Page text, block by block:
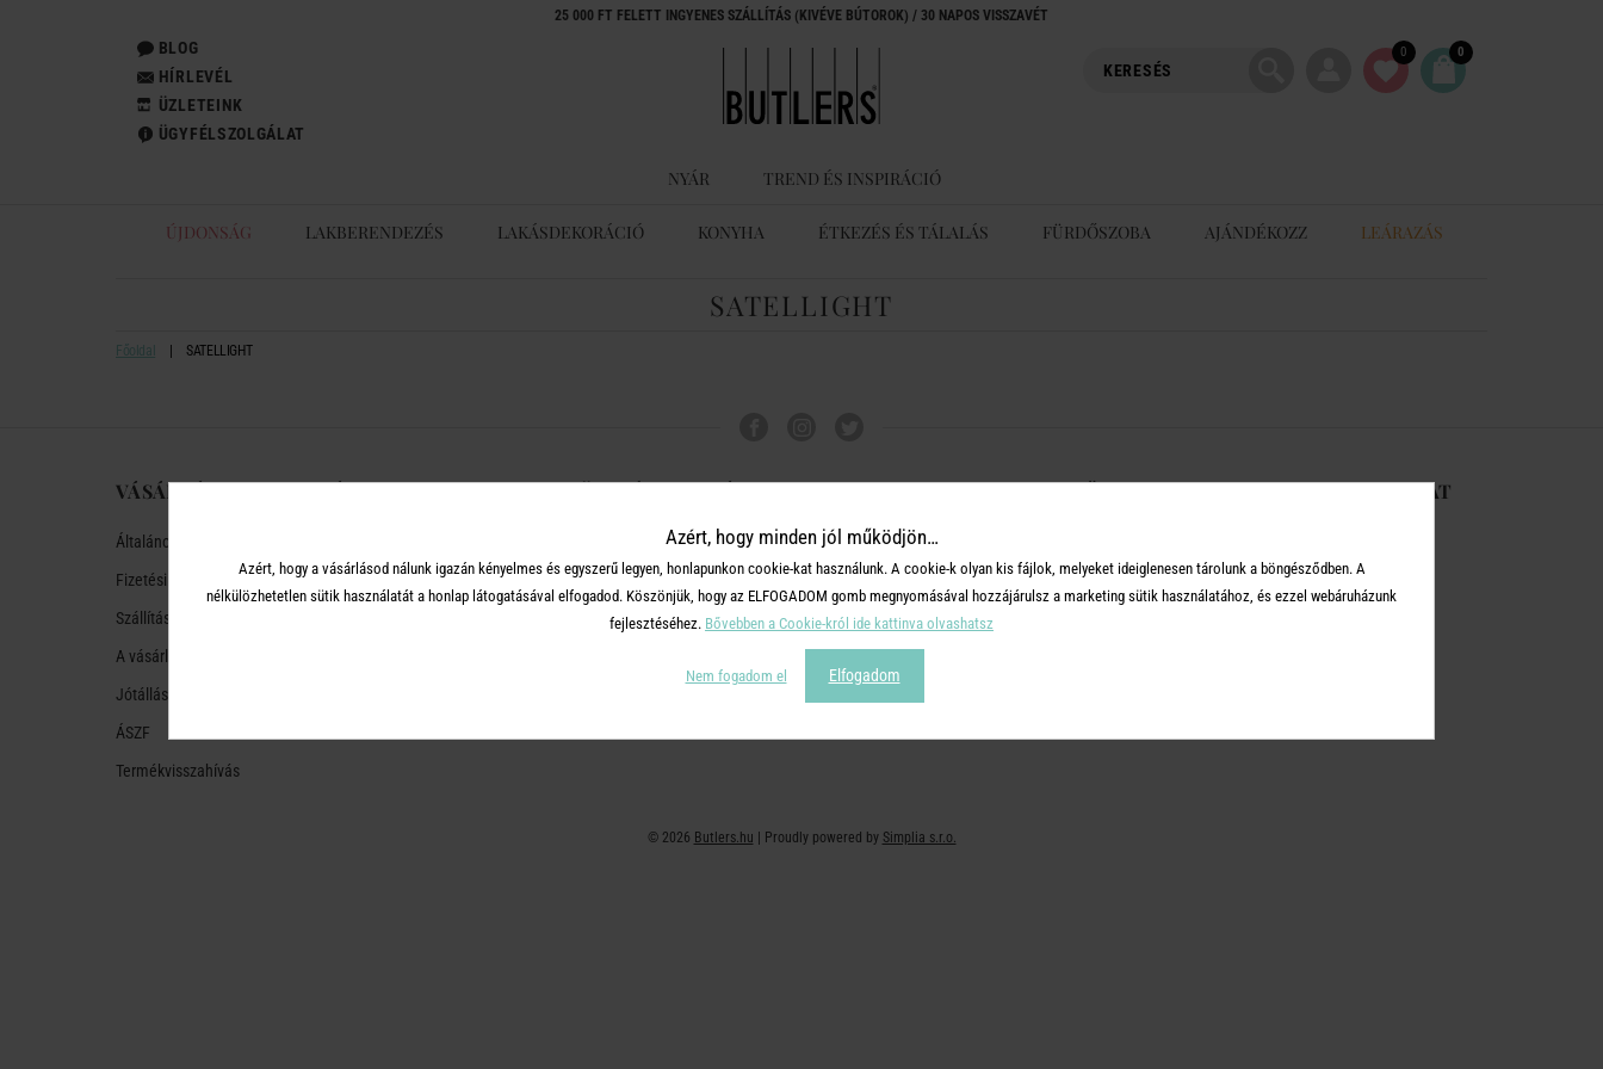
25 000 FT FELETT INGYENES SZÁLLÍTÁS (KIVÉVE BÚTOROK) / 30 NAPOS VISSZAVÉT
BLOG
HÍRLEVÉL
ÜZLETEINK
ÜGYFÉLSZOLGÁLAT
0 0
NYÁR TREND ÉS INSPIRÁCIÓ
ÚJDONSÁG LAKBERENDEZÉS LAKÁSDEKORÁCIÓ KONYHA ÉTKEZÉS ÉS TÁLALÁS FÜRDŐSZOBA AJÁNDÉKOZZ LEÁRAZÁS
SATELLIGHT
Főoldal SATELLIGHT
VÁSÁRLÁSI TUDNIVALÓK
Általános tudnivalók
Fizetési módok
Szállítási módok és költségek
A vásárlástól való ellálás
Jótállás
ÁSZF
Termékvisszahívás
ÜGYFÉLSZOLGÁLAT
+36 30 726 9588 ( H-P: 10-16 )
webshop@butlers.hu
A BUTLERS-RŐL
Impresszum
Ajándékkártya
KAPCSOLAT
Elérhetőségek
© 2026 Butlers.hu | Proudly powered by Simplia s.r.o.
Azért, hogy minden jól működjön…
Azért, hogy a vásárlásod nálunk igazán kényelmes és egyszerű legyen, honlapunkon cookie-kat használunk. A cookie-k olyan kis fájlok, melyeket ideiglenesen tárolunk a böngésződben. A
nélkülözhetetlen sütik használatát a honlap látogatásával elfogadod. Köszönjük, hogy az ELFOGADOM gomb megnyomásával hozzájárulsz a marketing sütik használatához, és ezzel webáruházunk
fejlesztéséhez. Bővebben a Cookie-król ide kattinva olvashatsz
Nem fogadom el Elfogadom